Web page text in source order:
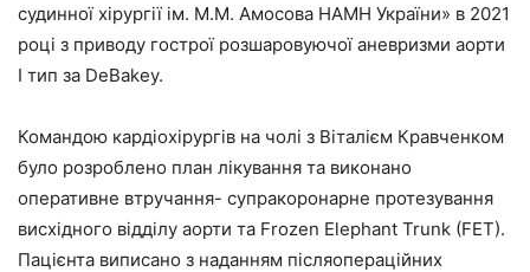
судинної хірургії ім. М.М. Амосова НАМН України» в 2021
році з приводу гострої розшаровуючої аневризми аорти
І тип за DeBakey.
Командою кардіохірургів на чолі з Віталієм Кравченком
було розроблено план лікування та виконано
оперативне втручання- супракоронарне протезування
висхідного відділу аорти та Frozen Elephant Trunk (FET).
Пацієнта виписано з наданням післяопераційних